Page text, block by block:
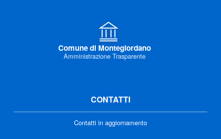
Comune di Montegiordano
Amministrazione Trasparente
CONTATTI
Contatti in aggiornamento